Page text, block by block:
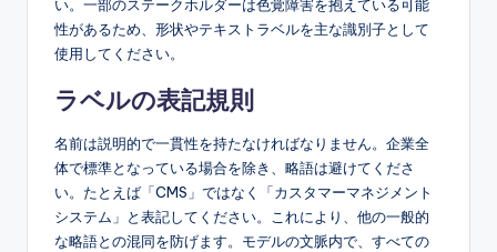
い。一部のステークホルダーは色覚障害を抱えている可能
性があるため、形状やテキストラベルを主な識別子として
使用してください。
ラベルの表記規則
名前は説明的で一貫性を持たなければなりません。企業全
体で標準となっている場合を除き、略語は避けてくださ
い。たとえば「CMS」ではなく「カスタマーマネジメント
システム」と表記してください。これにより、他の一般的
な略語との混同を防げます。モデルの文脈内で、すべての